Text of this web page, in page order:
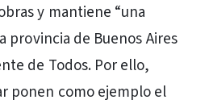
y mantiene “una
provincia de Buenos Aires
de Todos. Por ello,
ponen como ejemplo el